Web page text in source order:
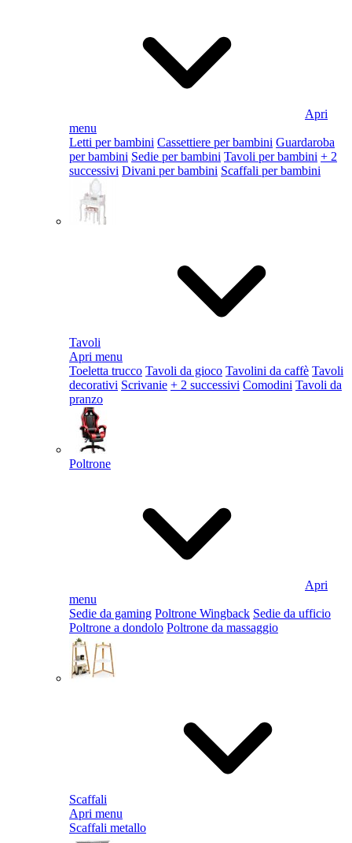
Apri
menu
Letti per bambini Cassettiere per bambini Guardaroba
per bambini Sedie per bambini Tavoli per bambini + 2
successivi Divani per bambini Scaffali per bambini
Tavoli
Apri menu
Toeletta trucco Tavoli da gioco Tavolini da caffè Tavoli
decorativi Scrivanie + 2 successivi Comodini Tavoli da
pranzo
Poltrone
Apri
menu
Sedie da gaming Poltrone Wingback Sedie da ufficio
Poltrone a dondolo Poltrone da massaggio
Scaffali
Apri menu
Scaffali metallo